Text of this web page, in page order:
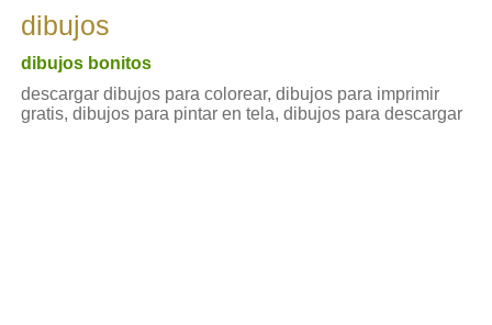
dibujos
dibujos bonitos
descargar dibujos para colorear, dibujos para imprimir
gratis, dibujos para pintar en tela, dibujos para descargar